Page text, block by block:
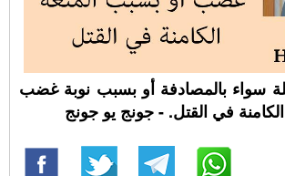
سواء بالمصادفة أو بسبب نوبة غضب
في القتل. - جونج يو جونج